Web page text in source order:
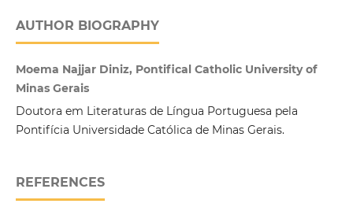
AUTHOR BIOGRAPHY
Moema Najjar Diniz, Pontifical Catholic University of
Minas Gerais
Doutora em Literaturas de Língua Portuguesa pela
Pontifícia Universidade Católica de Minas Gerais.
REFERENCES